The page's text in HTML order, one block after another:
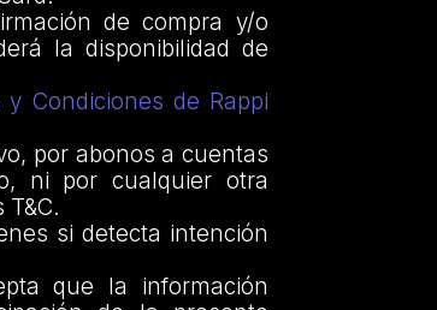
de compra y/o
la disponibilidad de
y Condiciones de Rappi
por abonos a cuentas
ni por cualquier otra
si detecta intención
que la información